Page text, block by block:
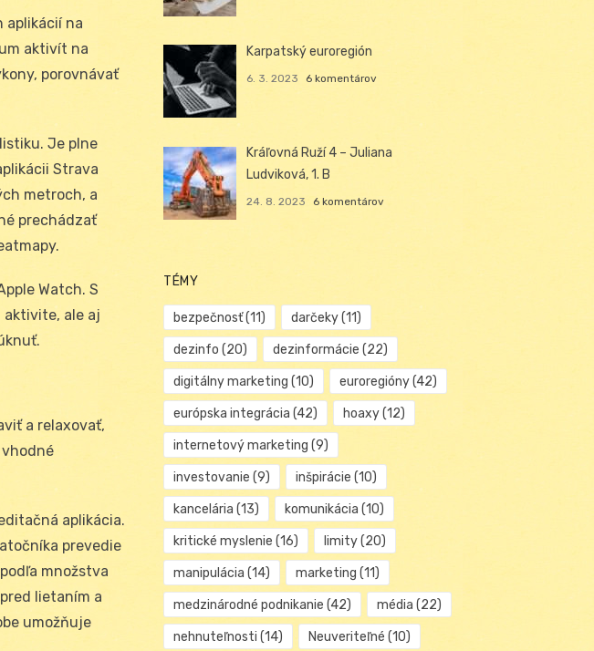
aplikácií na
aktivít na
porovnávať
Je plne
Strava
metroch, a
prechádzať
Watch. S
ale aj
a relaxovať,
aplikácia.
prevedie
množstva
lietaním a
umožňuje
Karpatský euroregión
6. 3. 2023 6 komentárov
Kráľovná Ruží 4 – Juliana
Ludviková, 1. B
24. 8. 2023 6 komentárov
TÉMY
bezpečnosť(11) darčeky(11)
dezinfo (20) dezinformácie (22)
digitálny marketing (10) euroregióny(42)
európska integrácia (42) hoaxy(12)
internetový marketing (9)
investovanie (9) inšpirácie (10)
kancelária (13) komunikácia (10)
kritické myslenie (16) limity(20)
manipulácia (14) marketing (11)
medzinárodné podnikanie (42) média (22)
nehnuteľnosti (14) Neuveriteľné (10)